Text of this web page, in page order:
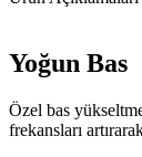
Yoğun Bas
Özel bas
frekansları